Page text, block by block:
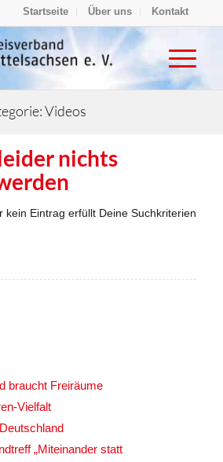
Startseite Über uns Kontakt
Videos
nichts
kein Eintrag erfüllt Deine Suchkriterien
braucht Freiräume
Vielfalt
„Miteinander statt